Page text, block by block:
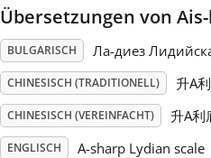
Русский
Svenska
Tiếng Việt
Übersetzungen von
BULGARISCH Ла-диез
CHINESISCH (TRADITIONELL) 升A
CHINESISCH (VEREINFACHT) 升A利
ENGLISCH A-sharp Lydian scale